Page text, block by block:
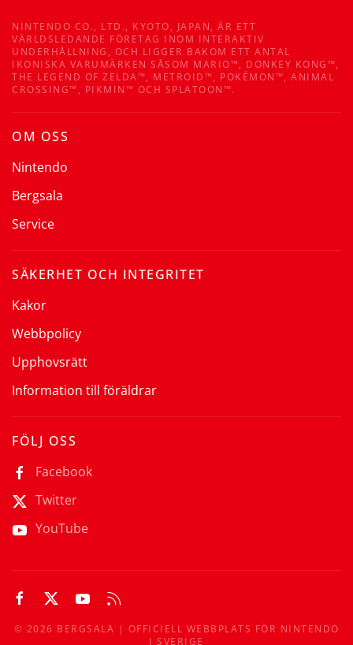
NINTENDO CO., LTD., KYOTO, JAPAN, ÄR ETT
VÄRLDSLEDANDE FÖRETAG INOM INTERAKTIV
UNDERHÅLLNING, OCH LIGGER BAKOM ETT ANTAL
IKONISKA VARUMÄRKEN SÅSOM MARIO™, DONKEY KONG™,
THE LEGEND OF ZELDA™, METROID™, POKÉMON™, ANIMAL
CROSSING™, PIKMIN™ OCH SPLATOON™.
OM OSS
Nintendo
Bergsala
Service
SÄKERHET OCH INTEGRITET
Kakor
Webbpolicy
Upphovsrätt
Information till föräldrar
FÖLJ OSS
Facebook
Twitter
YouTube
© 2026 BERGSALA | OFFICIELL WEBBPLATS FÖR NINTENDO
I SVERIGE